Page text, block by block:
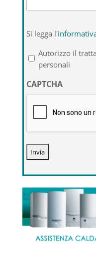
legga
l'informativa
sulla
privacy
*
Si legga l'
Autorizzo il
personali
CAPTCHA